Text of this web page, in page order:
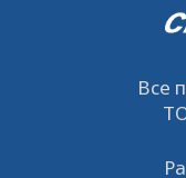
Все